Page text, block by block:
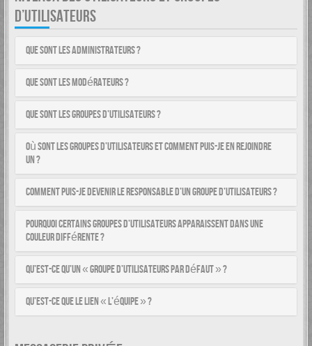
D’UTILISATEURS
Que sont les administrateurs ?
Que sont les modérateurs ?
Que sont les groupes d’utilisateurs ?
Où sont les groupes d’utilisateurs et comment puis-je en rejoindre
un ?
Comment puis-je devenir le responsable d’un groupe d’utilisateurs ?
Pourquoi certains groupes d’utilisateurs apparaissent dans une
couleur différente ?
Qu’est-ce qu’un « groupe d’utilisateurs par défaut » ?
Qu’est-ce que le lien « L’équipe » ?